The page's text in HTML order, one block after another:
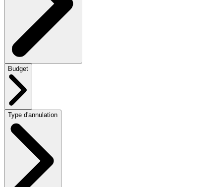
Budget
Type d'annulation